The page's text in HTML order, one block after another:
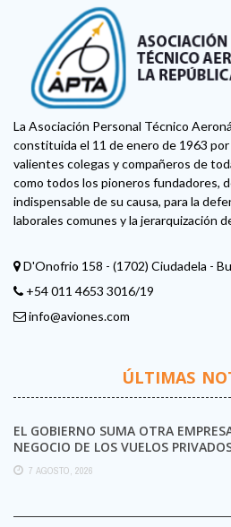
La Asociación Personal Técnico
constituida el 11 de enero de 1963
valientes colegas y compañeros de
como todos los pioneros fundadores,
indispensable de su causa, para la
laborales comunes y la jerarquización
D'Onofrio 158 - (1702) Ciudadela -
+54 011 4653 3016/19
info@aviones.com
ÚLTIMAS
EL GOBIERNO SUMA OTRA
NEGOCIO DE LOS VUELOS
7 AGOSTO, 2026